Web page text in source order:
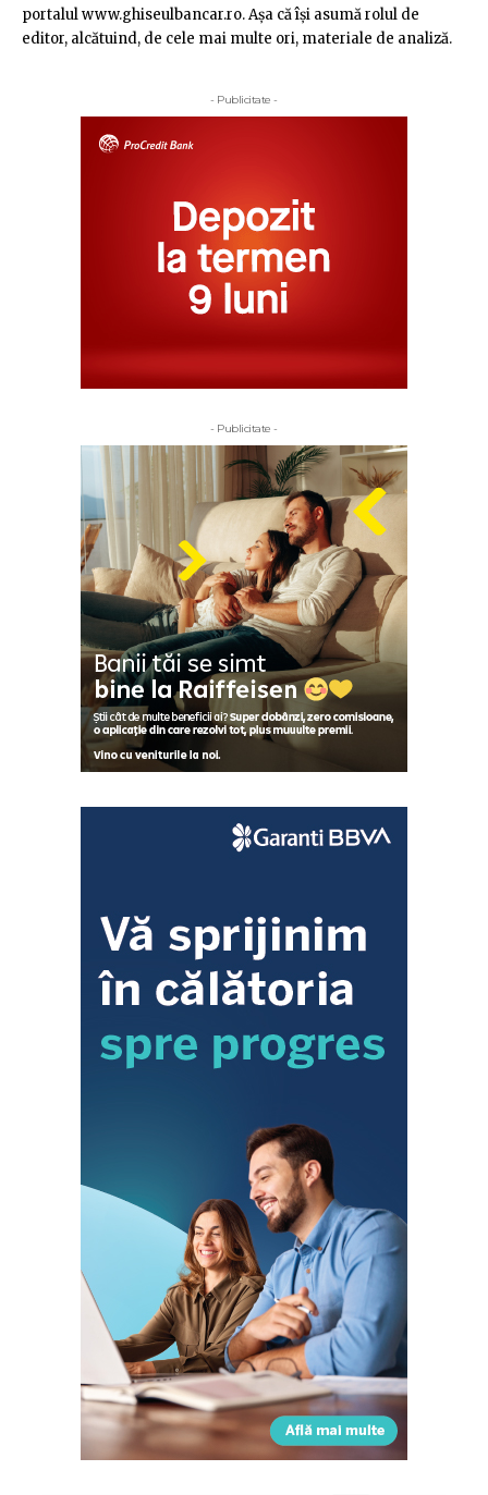
portalul www.ghiseulbancar.ro. Așa că îşi asumă rolul de
editor, alcătuind, de cele mai multe ori, materiale de analiză.
- Publicitate -
- Publicitate -